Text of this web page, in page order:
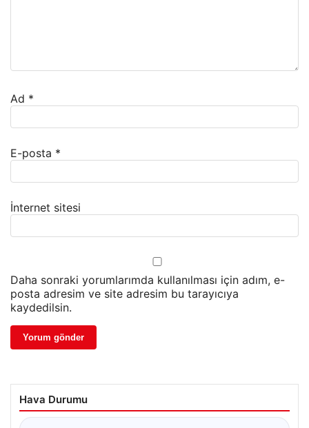
Ad *
E-posta *
İnternet sitesi
Daha sonraki yorumlarımda kullanılması için adım, e-
posta adresim ve site adresim bu tarayıcıya
kaydedilsin.
Hava Durumu